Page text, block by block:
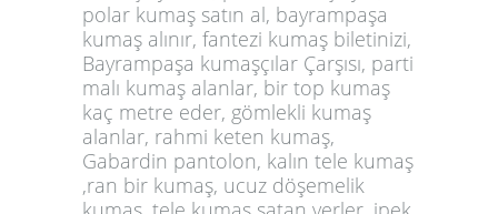
polar kumaş satın al, bayrampaşa
kumaş alınır, fantezi kumaş biletinizi,
Bayrampaşa kumaşçılar Çarşısı, parti
malı kumaş alanlar, bir top kumaş
kaç metre eder, gömlekli kumaş
alanlar, rahmi keten kumaş,
Gabardin pantolon, kalın tele kumaş
,ran bir kumaş, ucuz döşemelik